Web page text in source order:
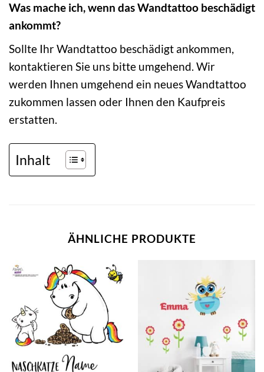
Was mache ich, wenn das Wandtattoo beschädigt
ankommt?
Sollte Ihr Wandtattoo beschädigt ankommen,
kontaktieren Sie uns bitte umgehend. Wir
werden Ihnen umgehend ein neues Wandtattoo
zukommen lassen oder Ihnen den Kaufpreis
erstatten.
Inhalt
ÄHNLICHE PRODUKTE